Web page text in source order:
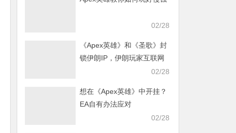
02/28
《Apex英雄》和《圣歌》封
锁伊朗IP，伊朗玩家互联网
02/28
想在《Apex英雄》中开挂？
EA自有办法应对
02/28